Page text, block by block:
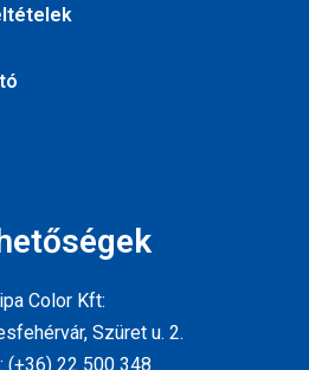
Color Kft:
Szüret u. 2.
(+36) 22 500 348